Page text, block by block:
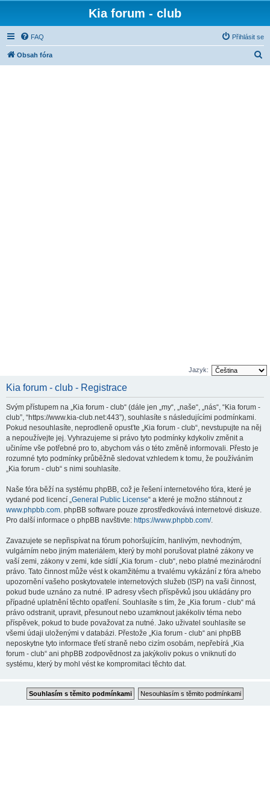
Kia forum - club
FAQ Přihlásit se
Obsah fóra
Jazyk:
Kia forum - club - Registrace
Svým přístupem na „Kia forum - club“ (dále jen „my“, „naše“, „nás“, “Kia forum -
club”, “https://www.kia-club.net:443”), souhlasíte s následujícími podmínkami.
Pokud nesouhlasíte, neprodleně opusťte „Kia forum - club“, nevstupujte na něj
a nepoužívejte jej. Vyhrazujeme si právo tyto podmínky kdykoliv změnit a
učiníme vše potřebné pro to, abychom vás o této změně informovali. Přesto je
rozumné tyto podmínky průběžně sledovat vzhledem k tomu, že používáním
„Kia forum - club“ s nimi souhlasíte.
Naše fóra běží na systému phpBB, což je řešení internetového fóra, které je
vydané pod licencí „General Public License“ a které je možno stáhnout z
www.phpbb.com. phpBB software pouze zprostředkovává internetové diskuze.
Pro další informace o phpBB navštivte: https://www.phpbb.com/.
Zavazujete se nepřispívat na fórum pohoršujícím, hanlivým, nevhodným,
vulgárním nebo jiným materiálem, který by mohl porušovat platné zákony ve
vaší zemi, zákony v zemi, kde sídlí „Kia forum - club“, nebo platné mezinárodní
právo. Tato činnost může vést k okamžitému a trvalému vykázání z fóra a/nebo
upozornění vašeho poskytovatele internetových služeb (ISP) na vaši činnost,
pokud bude uznáno za nutné. IP adresy všech příspěvků jsou ukládány pro
případné uplatnění těchto opatření. Souhlasíte s tím, že „Kia forum - club“ má
právo odstranit, upravit, přesunout nebo uzamknout jakékoliv téma nebo
příspěvek, pokud to bude považovat za nutné. Jako uživatel souhlasíte se
všemi údaji uloženými v databázi. Přestože „Kia forum - club“ ani phpBB
neposkytne tyto informace třetí straně nebo cizím osobám, nepřebírá „Kia
forum - club“ ani phpBB zodpovědnost za jakýkoliv pokus o vniknutí do
systému, který by mohl vést ke kompromitaci těchto dat.